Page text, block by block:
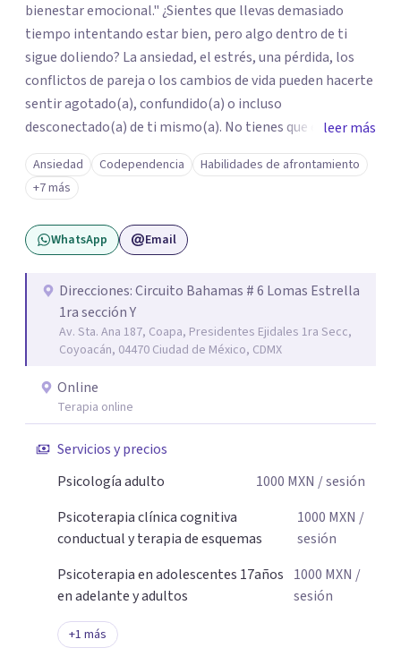
bienestar emocional." ¿Sientes que llevas demasiado
tiempo intentando estar bien, pero algo dentro de ti
sigue doliendo? La ansiedad, el estrés, una pérdida, los
conflictos de pareja o los cambios de vida pueden hacerte
sentir agotado(a), confundido(a) o incluso
desconectado(a) de ti mismo(a). No tienes que enfrentar
este proceso en soledad. Te ofrezco un espacio seguro,
libre de juicios y basado en la empatía, el respeto y la
confidencialidad, donde juntos comprenderemos qué está
ocurriendo y trabajaremos con herramientas respaldadas
por la evidencia para ayudarte a recuperar tu bienestar.
parejas que desean superar la ansiedad, la depresión, el
estrés, los duelos, fortalecer su autoestima, establecer
límites saludables, mejorar sus relaciones y afrontar los
desafíos de la vida con mayor seguridad y equilibrio. Será
un privilegio acompañarte en este camino hacia una vida
con mayor bienestar y tranquilidad.
leer más
Ansiedad Codependencia
Habilidades de afrontamiento
+7 más
WhatsApp Email
Direcciones: Circuito Bahamas # 6 Lomas Estrella
1ra sección Y
Av. Sta. Ana 187, Coapa, Presidentes Ejidales 1ra Secc,
Coyoacán, 04470 Ciudad de México, CDMX
Online
Terapia online
Servicios y precios
Psicología adulto
1000 MXN / sesión
Psicoterapia clínica cognitiva
conductual y terapia de esquemas
1000 MXN /
sesión
Psicoterapia en adolescentes 17años
en adelante y adultos
1000 MXN /
sesión
+1 más